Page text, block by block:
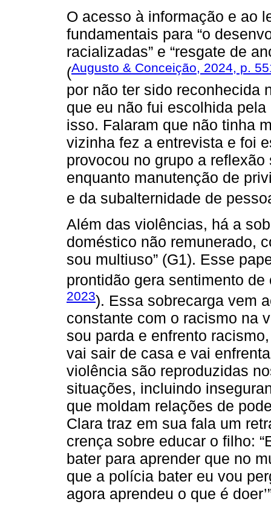
O acesso à informação e ao
fundamentais para “o
racializadas” e “resgate de
(Augusto & Conceição, 2024, p.
por não ter sido reconhecida
que eu não fui escolhida
isso. Falaram que não tinha
vizinha fez a entrevista e foi
provocou no grupo a
enquanto manutenção de
e da subalternidade de
Além das violências, há a
doméstico não remunerado,
sou multiuso” (G1). Esse
prontidão gera sentimento
2023). Essa sobrecarga vem
constante com o racismo na
sou parda e enfrento
vai sair de casa e vai
violência são reproduzidas
situações, incluindo
que moldam relações de
Clara traz em sua fala um
crença sobre educar o filho:
bater para aprender que no
que a polícia bater eu vou
agora aprendeu o que é